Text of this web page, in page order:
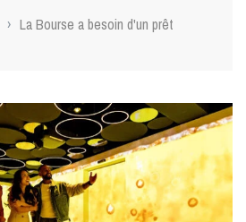
› La Bourse a besoin d'un prêt